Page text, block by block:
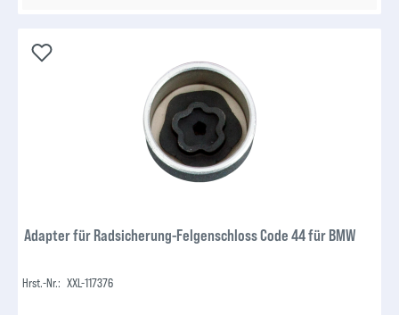
Adapter für Radsicherung-Felgenschloss Code 44 für BMW
Hrst.-Nr.: XXL-117376